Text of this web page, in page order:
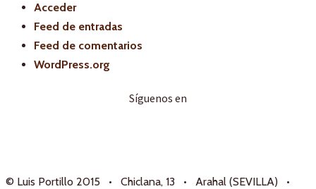
Acceder
Feed de entradas
Feed de comentarios
WordPress.org
Síguenos en
© Luis Portillo 2015 • Chiclana, 13 • Arahal (SEVILLA) •